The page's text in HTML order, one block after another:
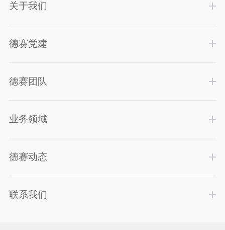
关于我们
德赛党建
德赛团队
业务领域
德赛动态
联系我们